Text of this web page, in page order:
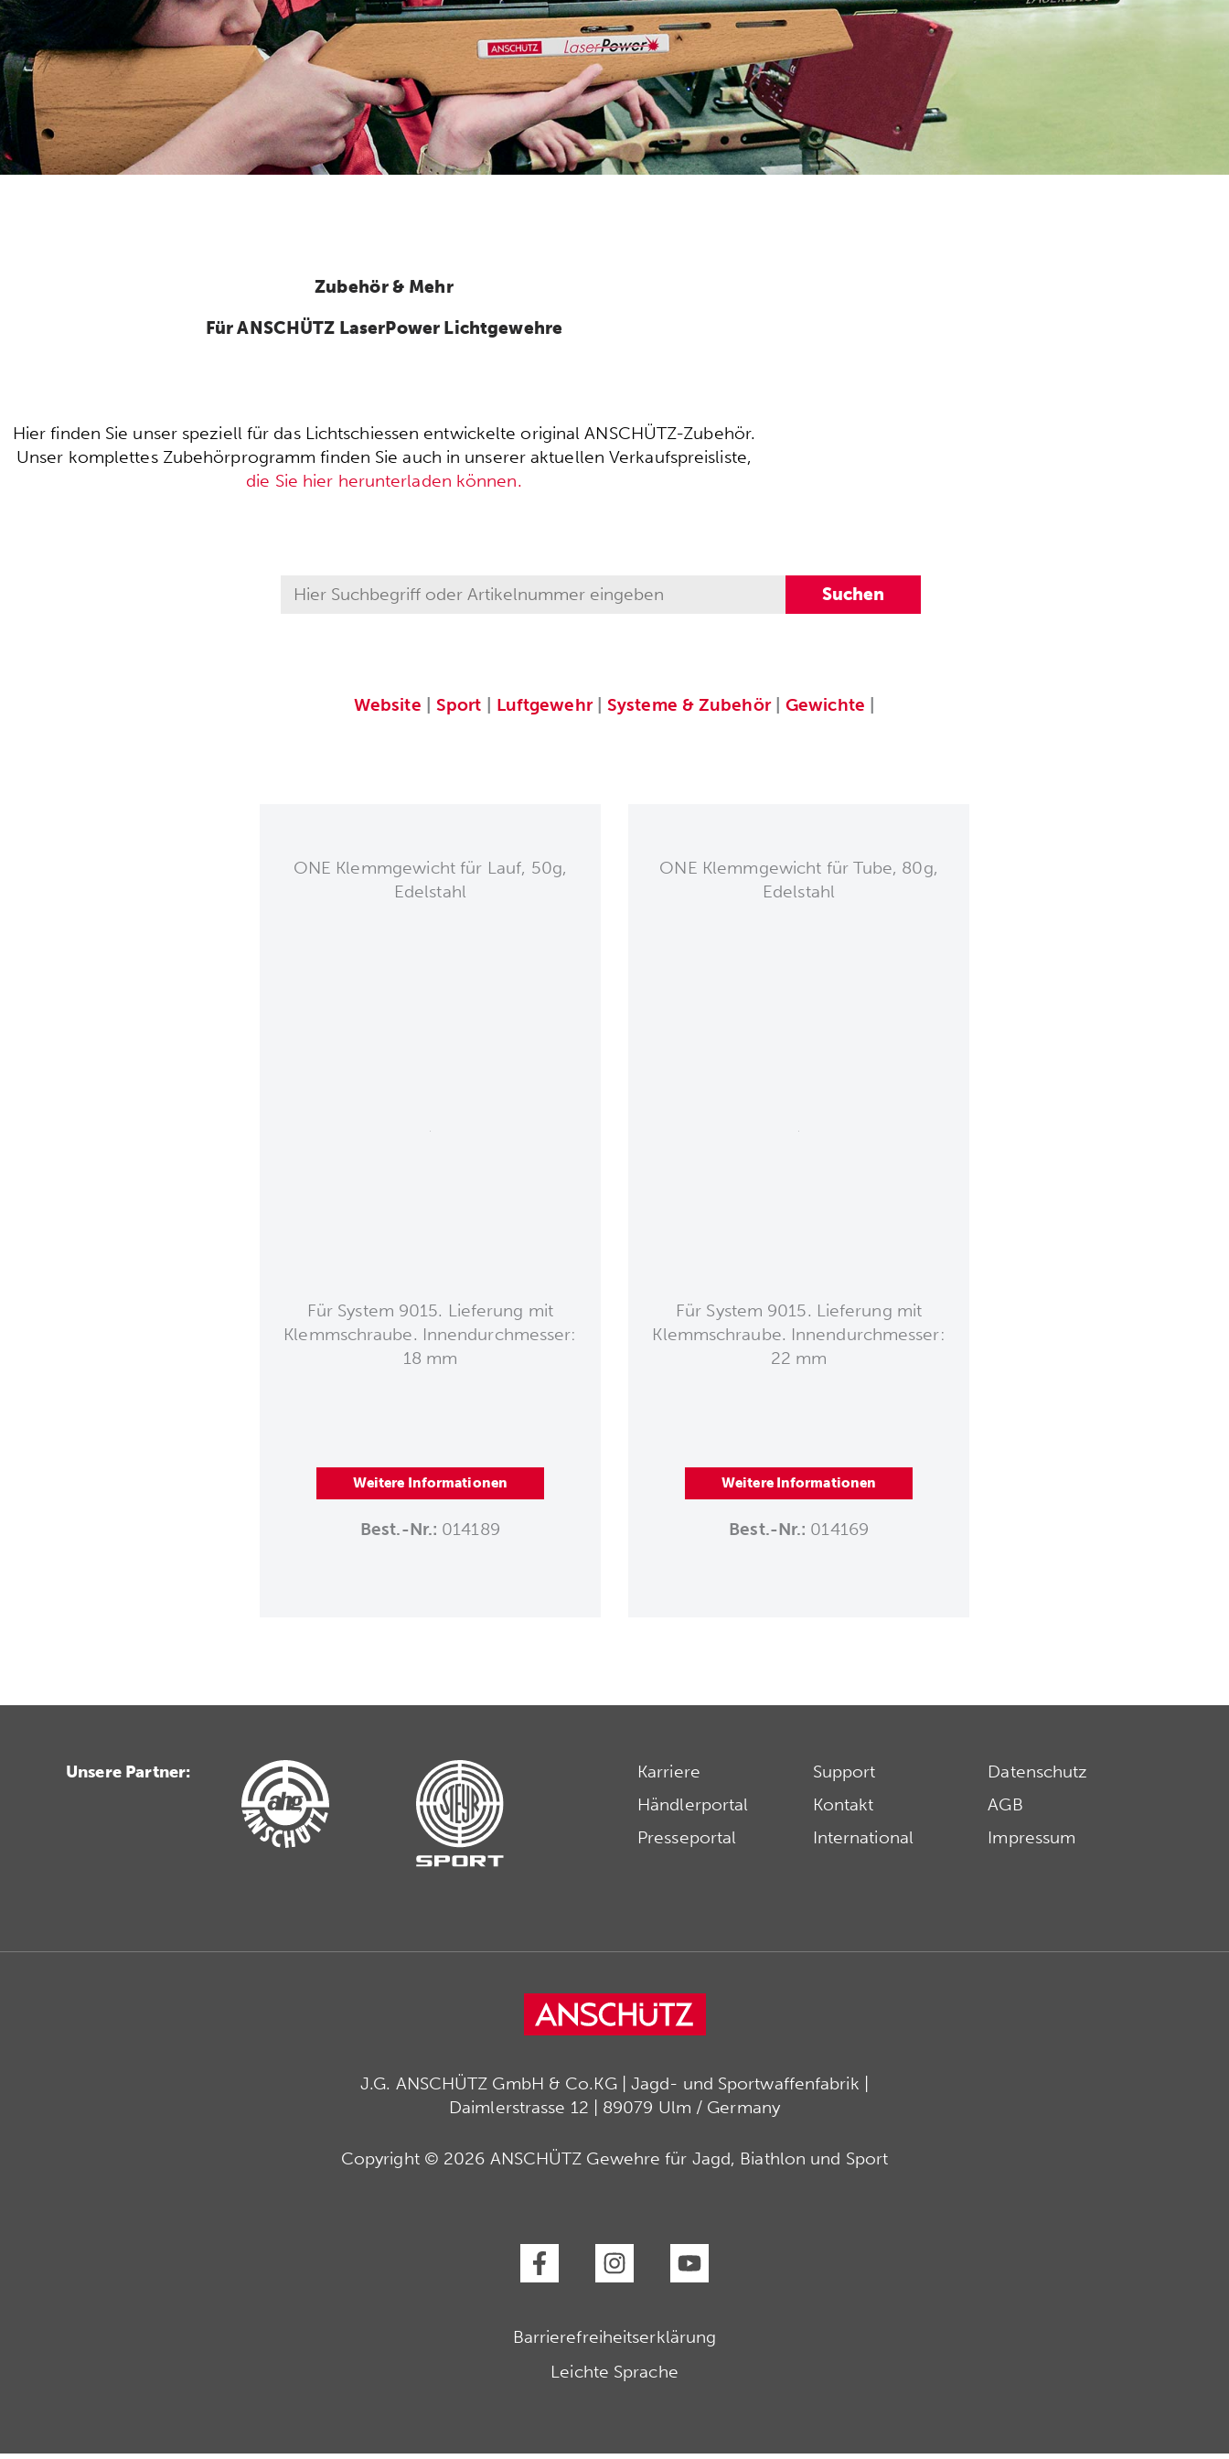
Zubehör & Mehr
Für ANSCHÜTZ LaserPower Lichtgewehre
Hier finden Sie unser speziell für das Lichtschiessen entwickelte original ANSCHÜTZ-Zubehör.
Unser komplettes Zubehörprogramm finden Sie auch in unserer aktuellen Verkaufspreisliste,
die Sie hier herunterladen können.
Website Sport Luftgewehr|Systeme & Zubehör|Gewichte
ONE Klemmgewicht für Lauf, 50g,
Edelstahl
Für System 9015. Lieferung mit
Klemmschraube. Innendurchmesser:
18 mm
Weitere Informationen
Best.-Nr.: 014189
ONE Klemmgewicht für Tube, 80g,
Edelstahl
Für System 9015. Lieferung mit
Klemmschraube. Innendurchmesser:
22 mm
Weitere Informationen
Best.-Nr.: 014169
Unsere Partner:
Karriere
Händlerportal
Presseportal
Support
Kontakt
International
Datenschutz
AGB
Impressum
J.G. ANSCHÜTZ GmbH & Co.KG | Jagd- und Sportwaffenfabrik |
Daimlerstrasse 12 | 89079 Ulm / Germany
Copyright © 2026 ANSCHÜTZ Gewehre für Jagd, Biathlon und Sport
Barrierefreiheitserklärung
Leichte Sprache